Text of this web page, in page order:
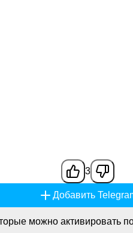
3
Добавить
можно активировать